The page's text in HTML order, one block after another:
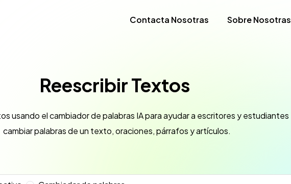
Contacta Nosotras Sobre Nosotras
Reescribir Textos
usando el cambiador de palabras IA para ayudar a escritores y estudiantes
cambiar palabras de un texto, oraciones, párrafos y artículos.